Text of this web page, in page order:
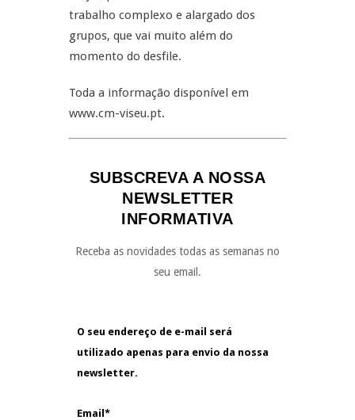
trabalho complexo e alargado dos
grupos, que vai muito além do
momento do desfile.
Toda a informação disponível em
www.cm-viseu.pt.
SUBSCREVA A NOSSA
NEWSLETTER
INFORMATIVA
Receba as novidades todas as semanas no
seu email.
O seu endereço de e-mail será
utilizado apenas para envio da nossa
newsletter.
Email*